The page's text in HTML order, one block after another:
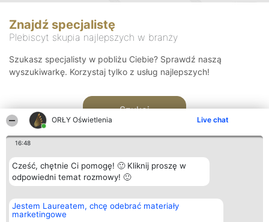
ORŁY Oświetlenia Live chat
16:48
Cześć, chętnie Ci pomogę! 🙂 Kliknij proszę w
odpowiedni temat rozmowy! 🙂
Jestem Laureatem, chcę odebrać materiały
marketingowe
Znajdź specjalistę
Plebiscyt skupia najlepszych w branży
Szukasz specjalisty w pobliżu Ciebie? Sprawdź naszą
wyszukiwarkę. Korzystaj tylko z usług najlepszych!
Szukaj
Organizator plebiscytu
Bright Side Solutions sp. z o.
o. sp. k.
Plebiscyt
Laureaci
Kontakt
Kontakt